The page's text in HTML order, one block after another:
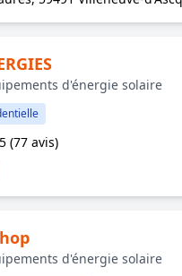
d'énergie solaire
(77 avis)
d'énergie solaire